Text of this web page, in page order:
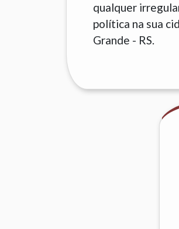
qualquer
política na sua
Grande - RS.